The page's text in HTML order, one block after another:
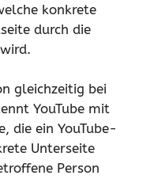
konkrete
durch die
gleichzeitig bei
YouTube mit
die ein YouTube-
Unterseite
Person